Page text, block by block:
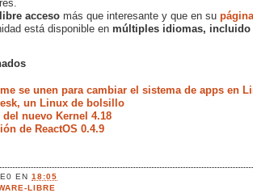
libre acceso más que interesante y que en su
está disponible en múltiples idiomas, incluido
se unen para cambiar el sistema de apps en
un Linux de bolsillo
del nuevo Kernel 4.18
de ReactOS 0.4.9
EN18:05
LIBRE